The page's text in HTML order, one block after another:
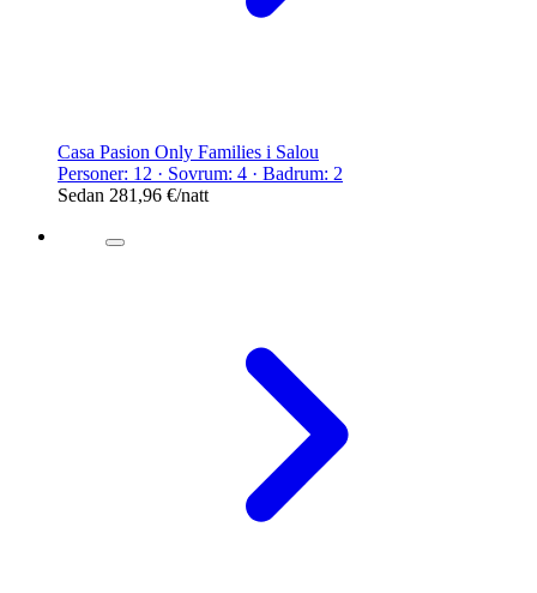
Casa Pasion Only Families i Salou
Personer: 12 · Sovrum: 4 · Badrum: 2
Sedan 281,96 €/natt